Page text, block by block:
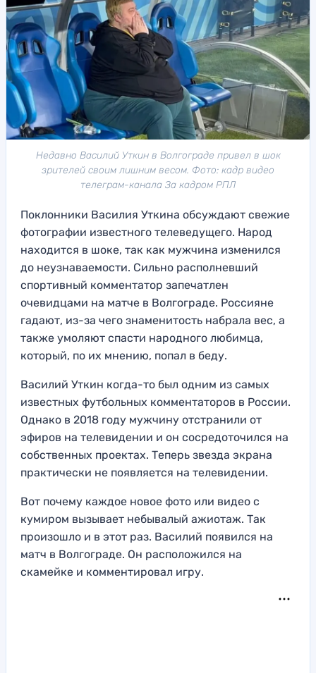
Недавно Василий Уткин в Волгограде привел в шок
зрителей своим лишним весом. Фото: кадр видео
телеграм-канала За кадром РПЛ
Поклонники Василия Уткина обсуждают свежие
фотографии известного телеведущего. Народ
находится в шоке, так как мужчина изменился
до неузнаваемости. Сильно располневший
спортивный комментатор запечатлен
очевидцами на матче в Волгограде. Россияне
гадают, из-за чего знаменитость набрала вес, а
также умоляют спасти народного любимца,
который, по их мнению, попал в беду.
Василий Уткин когда-то был одним из самых
известных футбольных комментаторов в России.
Однако в 2018 году мужчину отстранили от
эфиров на телевидении и он сосредоточился на
собственных проектах. Теперь звезда экрана
практически не появляется на телевидении.
Вот почему каждое новое фото или видео с
кумиром вызывает небывалый ажиотаж. Так
произошло и в этот раз. Василий появился на
матч в Волгограде. Он расположился на
скамейке и комментировал игру.